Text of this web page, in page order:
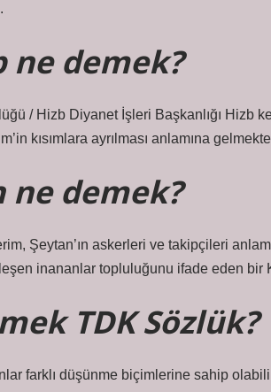
ne demek?
/ Hizb Diyanet İşleri Başkanlığı Hizb
kısımlara ayrılması anlamına
ne demek?
Şeytan’ın askerleri ve takipçileri
inananlar topluluğunu ifade eden bir
TDK Sözlük?
farklı düşünme biçimlerine sahip